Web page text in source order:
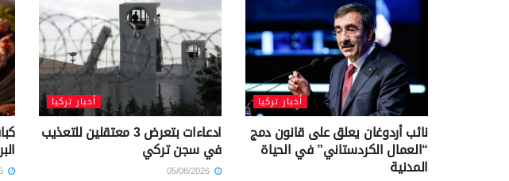
أخبار تركيا
نائب أردوغان يعلق على قانون دمج
“العمال الكردستاني” في الحياة
المدنية
أخبار تركيا
ادعاءات بتعرض 3 معتقلين للتعذيب
في سجن تركي